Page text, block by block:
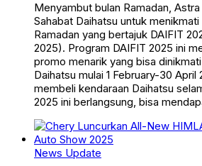
Menyambut bulan Ramadan,
Sahabat Daihatsu untuk
Ramadan yang bertajuk DAIFIT
2025). Program DAIFIT 2025 ini
promo menarik yang bisa
Daihatsu mulai 1 February-30 April
membeli kendaraan Daihatsu
2025 ini berlangsung, bisa
News Update